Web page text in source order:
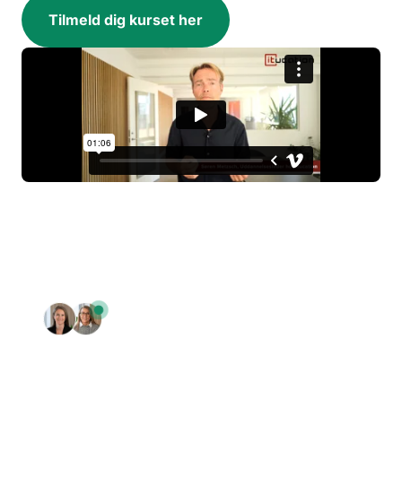
Tilmeld dig kurset her
Vi sidder klar til at rådgive dig: